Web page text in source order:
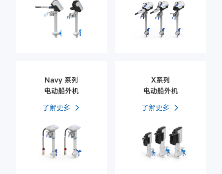
Navy 系列
电动船外机
了解更多
X系列
电动船外机
了解更多